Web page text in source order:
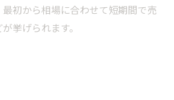
初から相場に合わせて短期間で売
挙げられます。